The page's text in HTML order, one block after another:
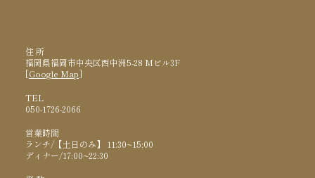
住 所
福岡県福岡市中央区西中洲5-28 Mビル3F
[Google Map]
TEL
050-1726-2066
営業時間
ランチ/【土日のみ】 11:30~15:00
ディナー/17:00~22:30